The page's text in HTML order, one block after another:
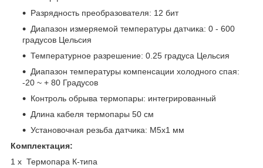
Разрядность преобразователя: 12 бит
Диапазон измеряемой температуры датчика: 0 - 600
градусов Цельсия
Температурное разрешение: 0.25 градуса Цельсия
Диапазон температуры компенсации холодного спая:
-20 ~ + 80 Градусов
Контроль обрыва термопары: интегрированный
Длина кабеля термопары 50 см
Установочная резьба датчика: М5х1 мм
Комплектация:
1 x Термопара К-типа